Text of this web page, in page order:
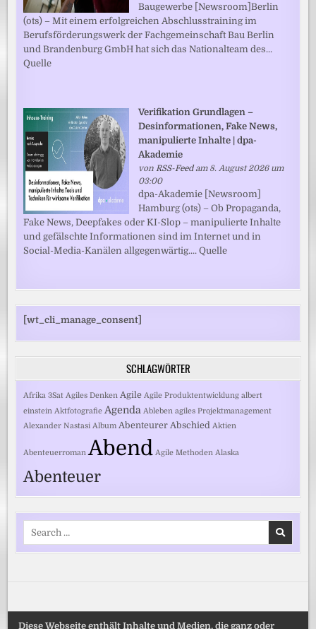
Baugewerbe [Newsroom]Berlin
(ots) – Mit einem erfolgreichen Abschlusstraining im
Berufsförderungswerk der Fachgemeinschaft Bau Berlin
und Brandenburg GmbH hat sich das Nationalteam des...
Quelle
Verifikation Grundlagen –
Desinformationen, Fake News,
manipulierte Inhalte | dpa-
Akademie
vonRSS-Feedam 8. August 2026 um
03:00
dpa-Akademie [Newsroom]
Hamburg (ots) – Ob Propaganda,
Fake News, Deepfakes oder KI-Slop – manipulierte Inhalte
und gefälschte Informationen sind im Internet und in
Social-Media-Kanälen allgegenwärtig.... Quelle
[wt_cli_manage_consent]
SCHLAGWÖRTER
Afrika 3Sat Agiles Denken Agile Agile Produktentwicklung albert
einstein Aktfotografie Agenda Ableben agiles Projektmanagement
Alexander Nastasi Album Abenteurer Abschied Aktien
Abenteuerroman Abend Agile Methoden Alaska
Abenteuer
Search
Diese Webseite enthält Inhalte und Medien, die ganz oder